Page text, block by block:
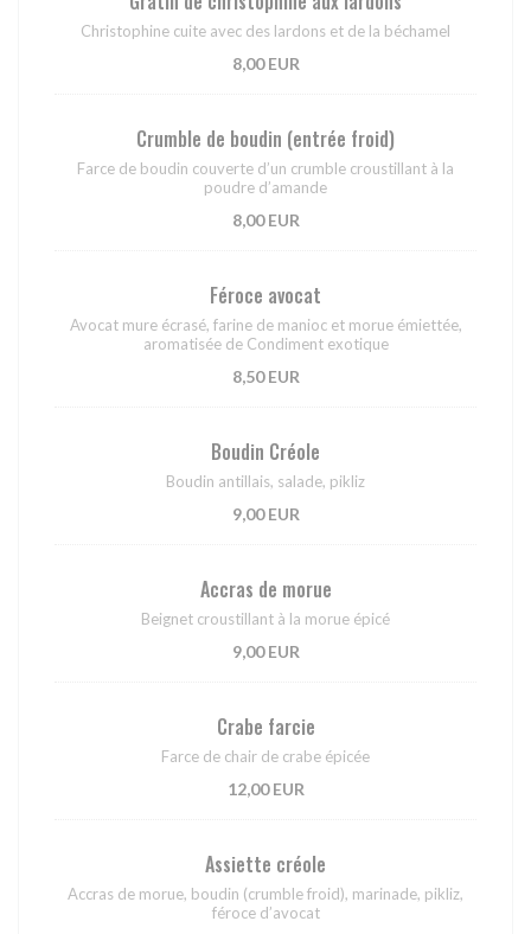
Christophine cuite avec des lardons et de la béchamel
8,00 EUR
Crumble de boudin (entrée froid)
Farce de boudin couverte d’un crumble croustillant à la
poudre d’amande
8,00 EUR
Féroce avocat
Avocat mure écrasé, farine de manioc et morue émiettée,
aromatisée de Condiment exotique
8,50 EUR
Boudin Créole
Boudin antillais, salade, pikliz
9,00 EUR
Accras de morue
Beignet croustillant à la morue épicé
9,00 EUR
Crabe farcie
Farce de chair de crabe épicée
12,00 EUR
Assiette créole
Accras de morue, boudin (crumble froid), marinade, pikliz,
féroce d’avocat